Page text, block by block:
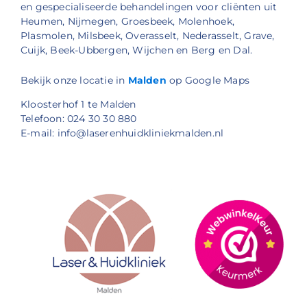
en gespecialiseerde behandelingen voor cliënten uit
Heumen, Nijmegen, Groesbeek, Molenhoek,
Plasmolen, Milsbeek, Overasselt, Nederasselt, Grave,
Cuijk, Beek-Ubbergen, Wijchen en Berg en Dal.
Bekijk onze locatie in Malden op Google Maps
Kloosterhof 1 te Malden
Telefoon: 024 30 30 880
E-mail: info@laserenhuidkliniekmalden.nl